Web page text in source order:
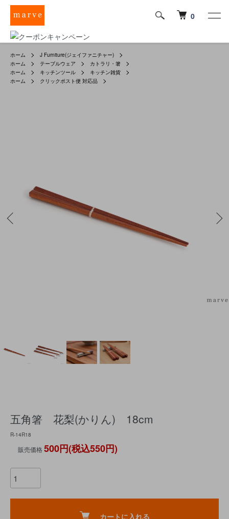
0
ホーム
J Furniture(ジェイファニチャー)
ホーム
テーブルウェア
カトラリ・箸
ホーム
キッチンツール
キッチン雑貨
ホーム
クリックポスト便 対応品
五角箸 花梨(かりん) 18cm
R-14R18
販売価格 500円(税込550円)
カートに入れる